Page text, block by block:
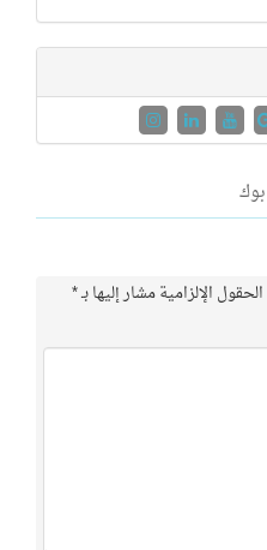
الحقول الإلزامية مشار إليها بـ*